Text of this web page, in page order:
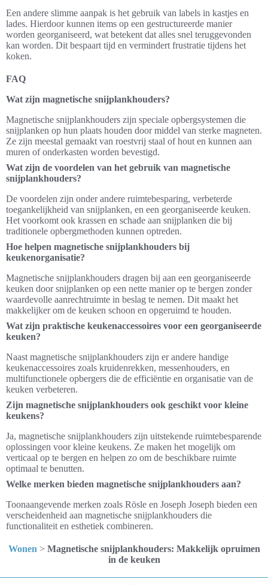
Een andere slimme aanpak is het gebruik van labels in kastjes en
lades. Hierdoor kunnen items op een gestructureerde manier
worden georganiseerd, wat betekent dat alles snel teruggevonden
kan worden. Dit bespaart tijd en vermindert frustratie tijdens het
koken.
FAQ
Wat zijn magnetische snijplankhouders?
Magnetische snijplankhouders zijn speciale opbergsystemen die
snijplanken op hun plaats houden door middel van sterke magneten.
Ze zijn meestal gemaakt van roestvrij staal of hout en kunnen aan
muren of onderkasten worden bevestigd.
Wat zijn de voordelen van het gebruik van magnetische
snijplankhouders?
De voordelen zijn onder andere ruimtebesparing, verbeterde
toegankelijkheid van snijplanken, en een georganiseerde keuken.
Het voorkomt ook krassen en schade aan snijplanken die bij
traditionele opbergmethoden kunnen optreden.
Hoe helpen magnetische snijplankhouders bij
keukenorganisatie?
Magnetische snijplankhouders dragen bij aan een georganiseerde
keuken door snijplanken op een nette manier op te bergen zonder
waardevolle aanrechtruimte in beslag te nemen. Dit maakt het
makkelijker om de keuken schoon en opgeruimd te houden.
Wat zijn praktische keukenaccessoires voor een georganiseerde
keuken?
Naast magnetische snijplankhouders zijn er andere handige
keukenaccessoires zoals kruidenrekken, messenhouders, en
multifunctionele opbergers die de efficiëntie en organisatie van de
keuken verbeteren.
Zijn magnetische snijplankhouders ook geschikt voor kleine
keukens?
Ja, magnetische snijplankhouders zijn uitstekende ruimtebesparende
oplossingen voor kleine keukens. Ze maken het mogelijk om
verticaal op te bergen en helpen zo om de beschikbare ruimte
optimaal te benutten.
Welke merken bieden magnetische snijplankhouders aan?
Toonaangevende merken zoals Rösle en Joseph Joseph bieden een
verscheidenheid aan magnetische snijplankhouders die
functionaliteit en esthetiek combineren.
Wonen > Magnetische snijplankhouders: Makkelijk opruimen
in de keuken